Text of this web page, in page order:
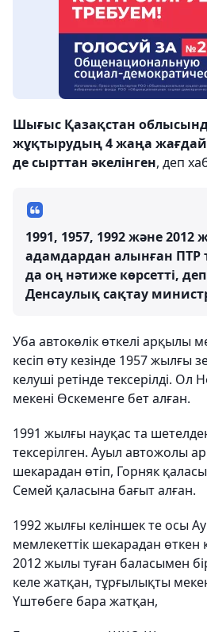
Шығыс Қазақстан
жұқтырудың 4 жаңа жағдайы
де сырттан әкелінген, деп
1991, 1957, 1992 және 2012
адамдардан алынған ПТР
да оң нәтиже көрсетті,
Денсаулық сақтау
Уба автокөлік өткелі арқылы
кесіп өту кезінде 1957 жылғы
келуші ретінде тексерілді. Ол
мекені Өскеменге бет алған.
1991 жылғы науқас та
тексерілген. Ауыл автожолы
шекарадан өтіп, Горняк
Семей қаласына бағыт алған.
1992 жылғы келіншек те осы
мемлекеттік шекарадан өткен
2012 жылы туған баласымен
келе жатқан, тұрғылықты
Үштөбеге бара жатқан,